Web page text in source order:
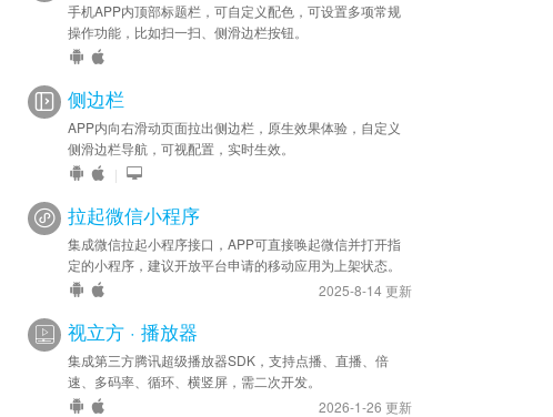
手机APP内顶部标题栏，可自定义配色，可设置多项常规
操作功能，比如扫一扫、侧滑边栏按钮。
侧边栏
APP内向右滑动页面拉出侧边栏，原生效果体验，自定义
侧滑边栏导航，可视配置，实时生效。
|
拉起微信小程序
集成微信拉起小程序接口，APP可直接唤起微信并打开指
定的小程序，建议开放平台申请的移动应用为上架状态。
2025-8-14 更新
视立方 · 播放器
集成第三方腾讯超级播放器SDK，支持点播、直播、倍
速、多码率、循环、横竖屏，需二次开发。
2026-1-26 更新